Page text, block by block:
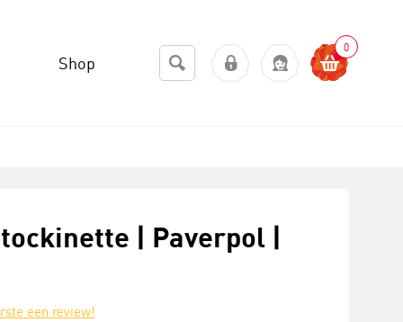
Shop
0
| Paverpol |
een review!